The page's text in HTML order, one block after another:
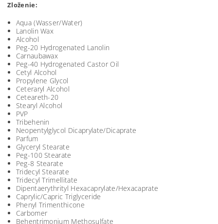
Zloženie:
Aqua (Wasser/Water)
Lanolin Wax
Alcohol
Peg-20 Hydrogenated Lanolin
Carnaubawax
Peg-40 Hydrogenated Castor Oil
Cetyl Alcohol
Propylene Glycol
Ceteraryl Alcohol
Ceteareth-20
Stearyl Alcohol
PVP
Tribehenin
Neopentylglycol Dicaprylate/Dicaprate
Parfum
Glyceryl Stearate
Peg-100 Stearate
Peg-8 Stearate
Tridecyl Stearate
Tridecyl Trimellitate
Dipentaerythrityl Hexacaprylate/Hexacaprate
Caprylic/Capric Triglyceride
Phenyl Trimenthicone
Carbomer
Behentrimonium Methosulfate